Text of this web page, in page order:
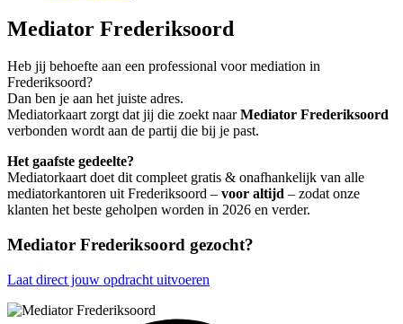
Mediator Frederiksoord
Heb jij behoefte aan een professional voor mediation in
Frederiksoord?
Dan ben je aan het juiste adres.
Mediatorkaart zorgt dat jij die zoekt naarMediator Frederiksoord
verbonden wordt aan de partij die bij je past.
Het gaafste gedeelte?
Mediatorkaart doet dit compleet gratis & onafhankelijk van alle
mediatorkantoren uit Frederiksoord – voor altijd – zodat onze
klanten het beste geholpen worden in 2026 en verder.
Mediator Frederiksoord gezocht?
Laat direct jouw opdracht uitvoeren